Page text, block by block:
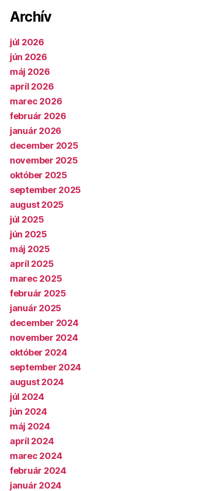
Archív
júl 2026
jún 2026
máj 2026
apríl 2026
marec 2026
február 2026
január 2026
december 2025
november 2025
október 2025
september 2025
august 2025
júl 2025
jún 2025
máj 2025
apríl 2025
marec 2025
február 2025
január 2025
december 2024
november 2024
október 2024
september 2024
august 2024
júl 2024
jún 2024
máj 2024
apríl 2024
marec 2024
február 2024
január 2024